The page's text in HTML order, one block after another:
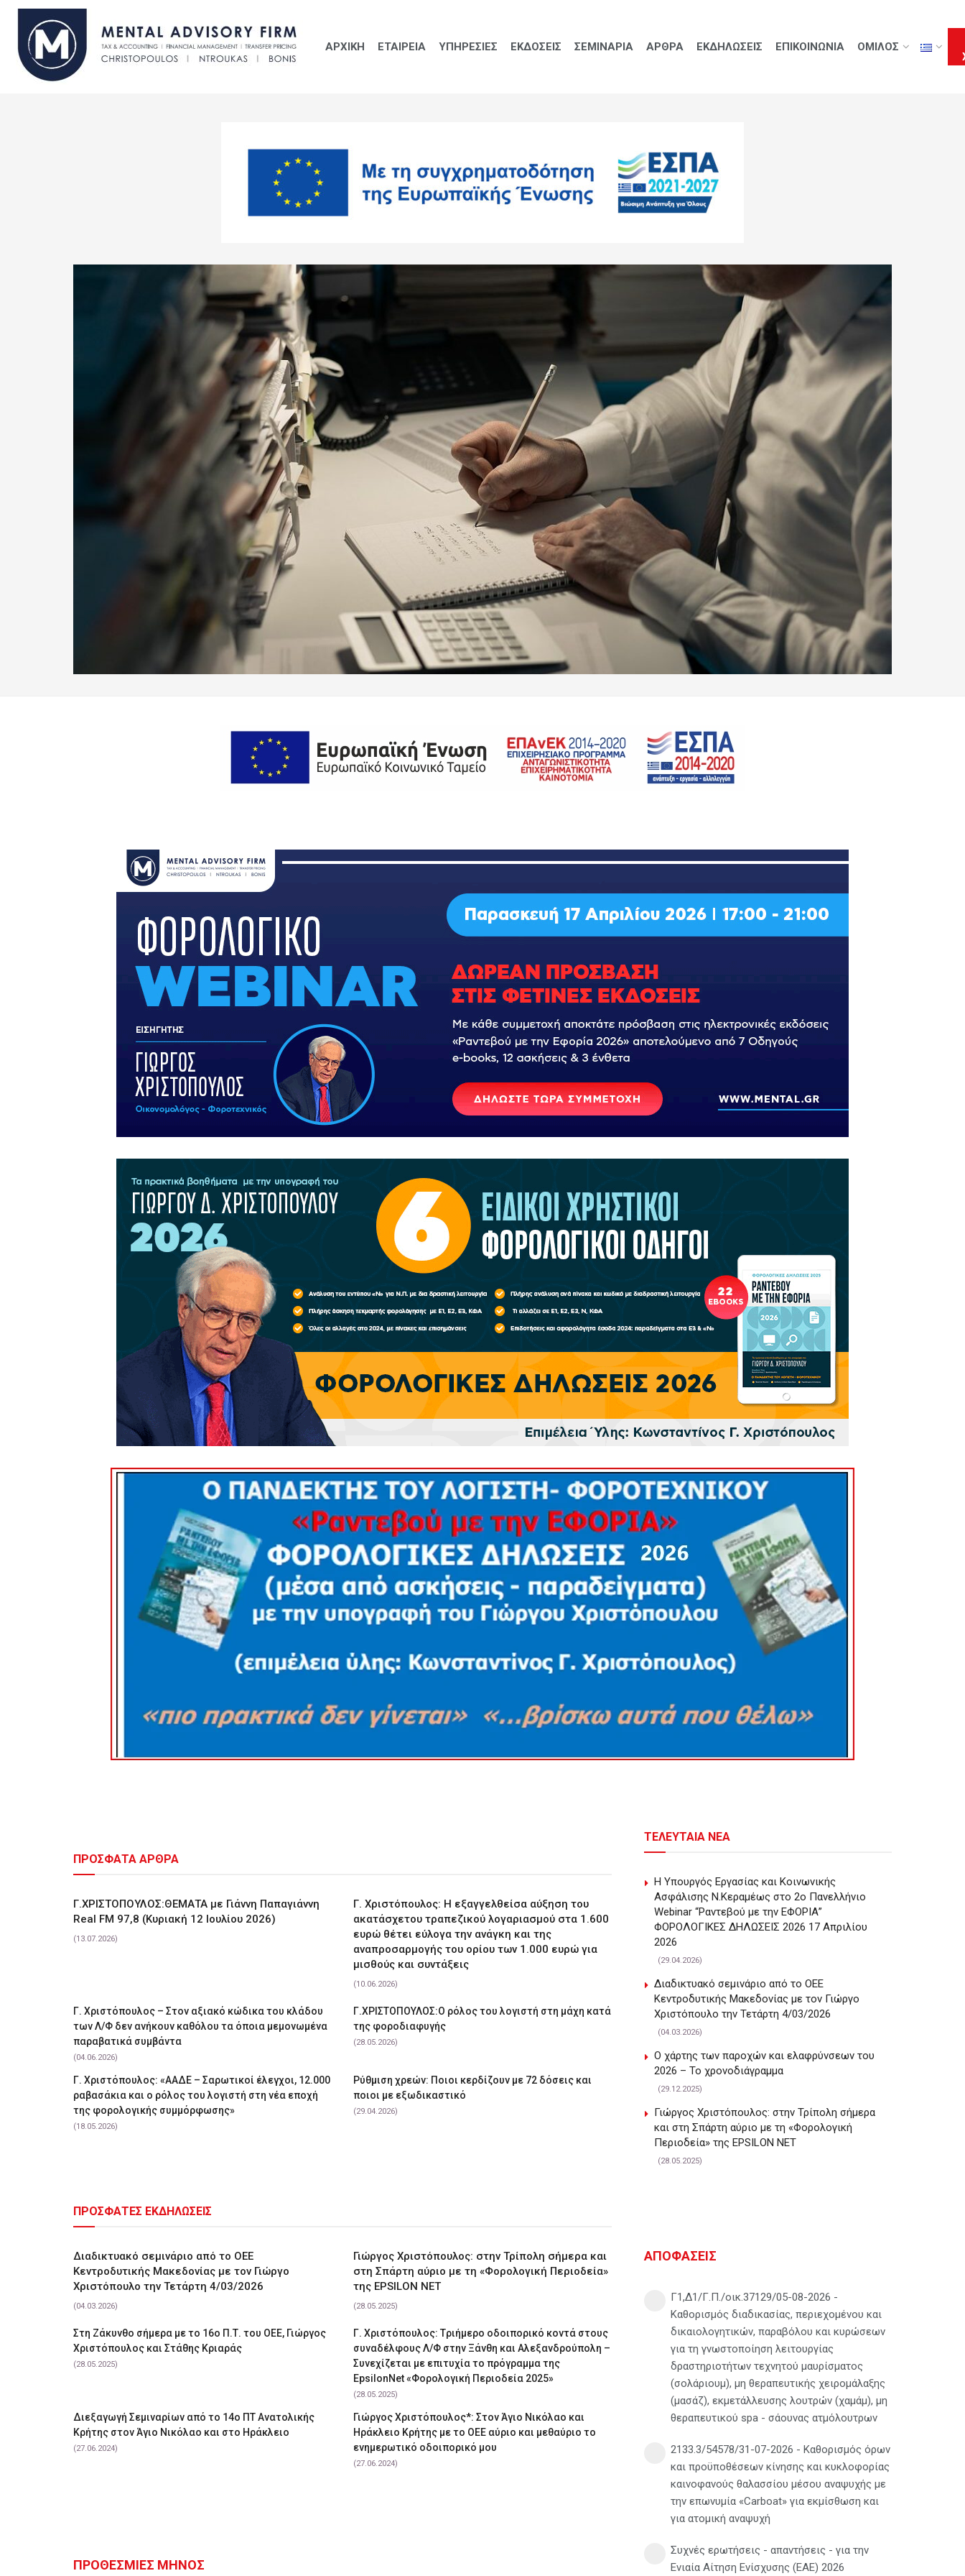
ΑΡΧΙΚΗ ΕΤΑΙΡΕΙΑ ΥΠΗΡΕΣΙΕΣ ΕΚΔΟΣΕΙΣ ΣΕΜΙΝΑΡΙΑ ΑΡΘΡΑ ΕΚΔΗΛΩΣΕΙΣ ΕΠΙΚΟΙΝΩΝΙΑ ΟΜΙΛΟΣ
ΠΡΟΣΦΑΤΑ ΑΡΘΡΑ
Γ.ΧΡΙΣΤΟΠΟΥΛΟΣ:ΘΕΜΑΤΑ με Γιάννη Παπαγιάννη
Real FM 97,8 (Κυριακή 12 Ιουλίου 2026)
(13.07.2026)
Γ. Χριστόπουλος: Η εξαγγελθείσα αύξηση του
ακατάσχετου τραπεζικού λογαριασμού στα 1.600
ευρώ θέτει εύλογα την ανάγκη και της
αναπροσαρμογής του ορίου των 1.000 ευρώ για
μισθούς και συντάξεις
(10.06.2026)
Γ. Χριστόπουλος – Στον αξιακό κώδικα του κλάδου
των Λ/Φ δεν ανήκουν καθόλου τα όποια μεμονωμένα
παραβατικά συμβάντα
(04.06.2026)
Γ.ΧΡΙΣΤΟΠΟΥΛΟΣ:Ο ρόλος του λογιστή στη μάχη κατά
της φοροδιαφυγής
(28.05.2026)
Γ. Χριστόπουλος: «ΑΑΔΕ – Σαρωτικοί έλεγχοι, 12.000
ραβασάκια και ο ρόλος του λογιστή στη νέα εποχή
της φορολογικής συμμόρφωσης»
(18.05.2026)
Ρύθμιση χρεών: Ποιοι κερδίζουν με 72 δόσεις και
ποιοι με εξωδικαστικό
(29.04.2026)
ΠΡΟΣΦΑΤΕΣ ΕΚΔΗΛΩΣΕΙΣ
Διαδικτυακό σεμινάριο από το ΟΕΕ
Κεντροδυτικής Μακεδονίας με τον Γιώργο
Χριστόπουλο την Τετάρτη 4/03/2026
(04.03.2026)
Γιώργος Χριστόπουλος: στην Τρίπολη σήμερα και
στη Σπάρτη αύριο με τη «Φορολογική Περιοδεία»
της EPSILON NET
(28.05.2025)
Στη Ζάκυνθο σήμερα με το 16ο Π.Τ. του ΟΕΕ, Γιώργος
Χριστόπουλος και Στάθης Κριαράς
(28.05.2025)
Γ. Χριστόπουλος: Tριήμερο οδοιπορικό κοντά στους
συναδέλφους Λ/Φ στην Ξάνθη και Αλεξανδρούπολη –
Συνεχίζεται με επιτυχία το πρόγραμμα της
EpsilonNet «Φορολογική Περιοδεία 2025»
(28.05.2025)
Διεξαγωγή Σεμιναρίων από το 14ο ΠΤ Ανατολικής
Κρήτης στον Άγιο Νικόλαο και στο Ηράκλειο
(27.06.2024)
Γιώργος Χριστόπουλος*: Στον Άγιο Νικόλαο και
Ηράκλειο Κρήτης με το ΟΕΕ αύριο και μεθαύριο το
ενημερωτικό οδοιπορικό μου
(27.06.2024)
ΠΡΟΘΕΣΜΙΕΣ ΜΗΝΟΣ
ΤΕΛΕΥΤΑΙΑ ΝΕΑ
Η Υπουργός Εργασίας και Κοινωνικής
Ασφάλισης Ν.Κεραμέως στο 2o Πανελλήνιο
Webinar “Ραντεβού με την ΕΦΟΡΙΑ”
ΦΟΡΟΛΟΓΙΚΕΣ ΔΗΛΩΣΕΙΣ 2026 17 Απριλίου
2026
(29.04.2026)
Διαδικτυακό σεμινάριο από το ΟΕΕ
Κεντροδυτικής Μακεδονίας με τον Γιώργο
Χριστόπουλο την Τετάρτη 4/03/2026
(04.03.2026)
Ο χάρτης των παροχών και ελαφρύνσεων του
2026 – Το χρονοδιάγραμμα
(29.12.2025)
Γιώργος Χριστόπουλος: στην Τρίπολη σήμερα
και στη Σπάρτη αύριο με τη «Φορολογική
Περιοδεία» της EPSILON NET
(28.05.2025)
ΑΠΟΦΑΣΕΙΣ
Γ1,Δ1/Γ.Π./οικ.37129/05-08-2026 -
Καθορισμός διαδικασίας, περιεχομένου και
δικαιολογητικών, παραβόλου και κυρώσεων
για τη γνωστοποίηση λειτουργίας
δραστηριοτήτων τεχνητού μαυρίσματος
(σολάριουμ), μη θεραπευτικής χειρομάλαξης
(μασάζ), εκμετάλλευσης λουτρών (χαμάμ), μη
θεραπευτικού spa - σάουνας ατμόλουτρων
2133.3/54578/31-07-2026 - Καθορισμός όρων
και προϋποθέσεων κίνησης και κυκλοφορίας
καινοφανούς θαλασσίου μέσου αναψυχής με
την επωνυμία «Carboat» για εκμίσθωση και
για ατομική αναψυχή
Συχνές ερωτήσεις - απαντήσεις - για την
Ενιαία Αίτηση Ενίσχυσης (ΕΑΕ) 2026